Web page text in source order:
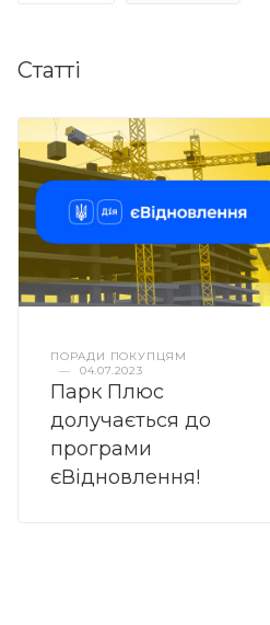
Статті
ПОРАДИ ПОКУПЦЯМ
—
04.07.2023
Парк Плюс
долучається до
програми
єВідновлення!